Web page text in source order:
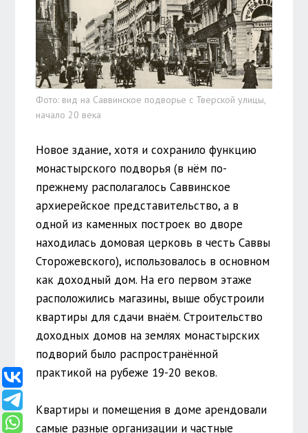
Фото: вид на Саввинское подворье с Тверской улицы,
начало 20 века
Новое здание, хотя и сохранило функцию
монастырского подворья (в нём по-
прежнему располагалось Саввинское
архиерейское представительство, а в
одной из каменных построек во дворе
находилась домовая церковь в честь Саввы
Сторожевского), использовалось в основном
как доходный дом. На его первом этаже
расположились магазины, выше обустроили
квартиры для сдачи внаём. Строительство
доходных домов на землях монастырских
подворий было распространённой
практикой на рубеже 19-20 веков.
Квартиры и помещения в доме арендовали
самые разные организации и частные